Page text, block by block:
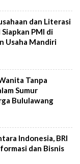
dan Literasi
Siapkan PMI di
Usaha Mandiri
Tanpa
Sumur
Bululawang
Indonesia, BRI
dan Bisnis